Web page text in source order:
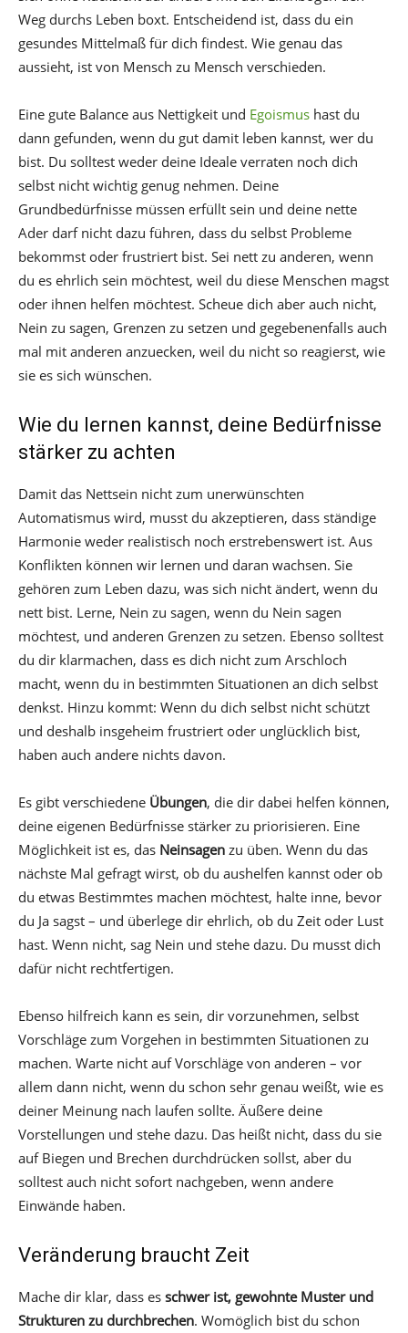
Weg durchs Leben boxt. Entscheidend ist, dass du ein
gesundes Mittelmaß für dich findest. Wie genau das
aussieht, ist von Mensch zu Mensch verschieden.
Eine gute Balance aus Nettigkeit und Egoismus hast du
dann gefunden, wenn du gut damit leben kannst, wer du
bist. Du solltest weder deine Ideale verraten noch dich
selbst nicht wichtig genug nehmen. Deine
Grundbedürfnisse müssen erfüllt sein und deine nette
Ader darf nicht dazu führen, dass du selbst Probleme
bekommst oder frustriert bist. Sei nett zu anderen, wenn
du es ehrlich sein möchtest, weil du diese Menschen magst
oder ihnen helfen möchtest. Scheue dich aber auch nicht,
Nein zu sagen, Grenzen zu setzen und gegebenenfalls auch
mal mit anderen anzuecken, weil du nicht so reagierst, wie
sie es sich wünschen.
Wie du lernen kannst, deine Bedürfnisse
stärker zu achten
Damit das Nettsein nicht zum unerwünschten
Automatismus wird, musst du akzeptieren, dass ständige
Harmonie weder realistisch noch erstrebenswert ist. Aus
Konflikten können wir lernen und daran wachsen. Sie
gehören zum Leben dazu, was sich nicht ändert, wenn du
nett bist. Lerne, Nein zu sagen, wenn du Nein sagen
möchtest, und anderen Grenzen zu setzen. Ebenso solltest
du dir klarmachen, dass es dich nicht zum Arschloch
macht, wenn du in bestimmten Situationen an dich selbst
denkst. Hinzu kommt: Wenn du dich selbst nicht schützt
und deshalb insgeheim frustriert oder unglücklich bist,
haben auch andere nichts davon.
Es gibt verschiedene Übungen, die dir dabei helfen können,
deine eigenen Bedürfnisse stärker zu priorisieren. Eine
Möglichkeit ist es, das Neinsagen zu üben. Wenn du das
nächste Mal gefragt wirst, ob du aushelfen kannst oder ob
du etwas Bestimmtes machen möchtest, halte inne, bevor
du Ja sagst – und überlege dir ehrlich, ob du Zeit oder Lust
hast. Wenn nicht, sag Nein und stehe dazu. Du musst dich
dafür nicht rechtfertigen.
Ebenso hilfreich kann es sein, dir vorzunehmen, selbst
Vorschläge zum Vorgehen in bestimmten Situationen zu
machen. Warte nicht auf Vorschläge von anderen – vor
allem dann nicht, wenn du schon sehr genau weißt, wie es
deiner Meinung nach laufen sollte. Äußere deine
Vorstellungen und stehe dazu. Das heißt nicht, dass du sie
auf Biegen und Brechen durchdrücken sollst, aber du
solltest auch nicht sofort nachgeben, wenn andere
Einwände haben.
Veränderung braucht Zeit
Mache dir klar, dass es schwer ist, gewohnte Muster und
Strukturen zu durchbrechen. Womöglich bist du schon